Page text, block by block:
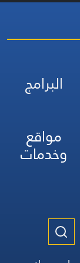
البرامج
مواقع
وخدمات